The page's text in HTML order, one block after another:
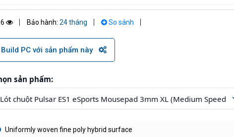
Bảo hành: 24 tháng So sánh
Build PC với sản phẩm này
sản phẩm:
Uniformly woven fine poly hybrid surface